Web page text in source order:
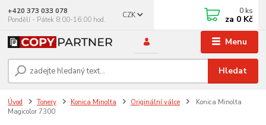
Menu
CZK
Hledat
+420 373 033 078
Pondělí - Pátek 8:00-16:00 hod.
0 ks
za 0 Kč
Úvod Tonery Konica Minolta Originální válce
Konica Minolta
Magicolor 7300